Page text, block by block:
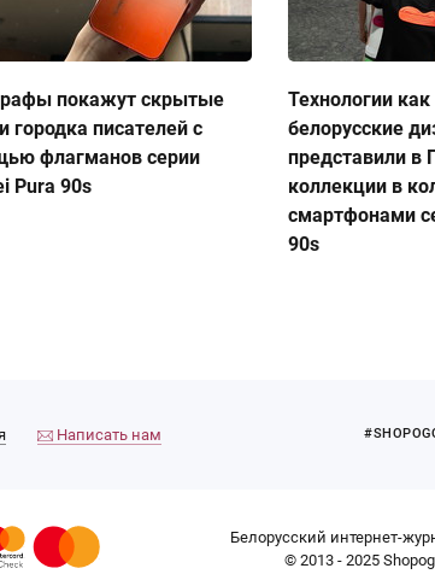
покажут скрытые
городка писателей с
флагманов серии
Pura 90s
Технологии
белорусские
представили в
коллекции в
смартфонами
90s
Написать нам
Белорусский интернет-
© 2013 - 2025